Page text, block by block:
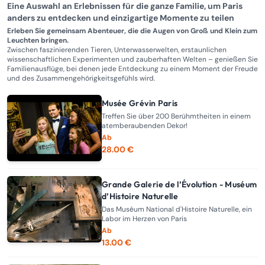
Eine Auswahl an Erlebnissen für die ganze Familie, um Paris
anders zu entdecken und einzigartige Momente zu teilen
Erleben Sie gemeinsam Abenteuer, die die Augen von Groß und Klein zum
Leuchten bringen.
Zwischen faszinierenden Tieren, Unterwasserwelten, erstaunlichen
wissenschaftlichen Experimenten und zauberhaften Welten – genießen Sie
Familienausflüge, bei denen jede Entdeckung zu einem Moment der Freude
und des Zusammengehörigkeitsgefühls wird.
Musée Grévin Paris
Treffen Sie über 200 Berühmtheiten in einem
atemberaubenden Dekor!
Ab
28.00 €
Grande Galerie de l’Évolution - Muséum
d’Histoire Naturelle
Das Muséum National d'Histoire Naturelle, ein
Labor im Herzen von Paris
Ab
13.00 €